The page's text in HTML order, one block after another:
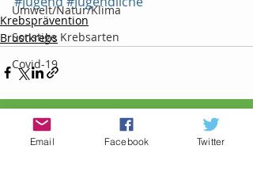
Umwelt/Natur/Klima
Sonstige Krebsarten
Covid-19
Krebsprävention
Brustkrebs
Aktuelle Beiträge Alle ansehen
Email Facebook Twitter